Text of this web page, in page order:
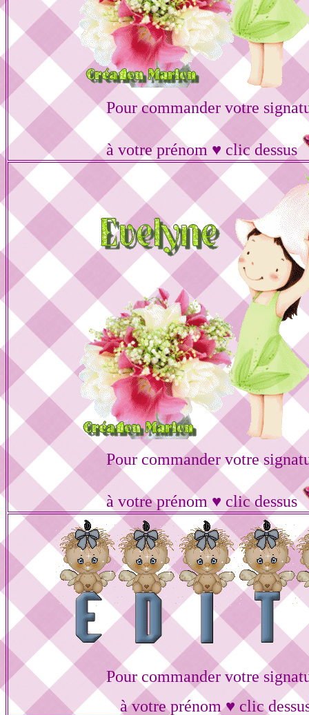
Pour commander votre
à votre prénom ♥ clic dessus
Pour commander votre
à votre prénom ♥ clic dessus
Pour commander votre
à votre prénom ♥ clic